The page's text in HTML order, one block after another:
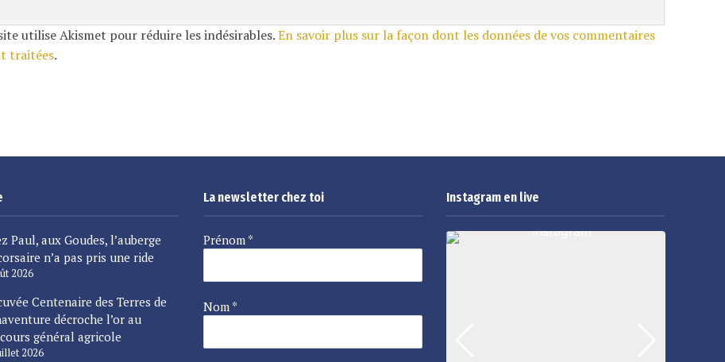
utilise Akismet pour réduire les indésirables.En savoir plus sur la façon dont les données de vos commentaires
traitées.
Paul, aux Goudes, l’auberge
n’a pas pris une ride
2026
Centenaire des Terres de
décroche l’or au
général agricole
2026
La newsletter chez toi
Prénom *
Nom *
Instagram en live